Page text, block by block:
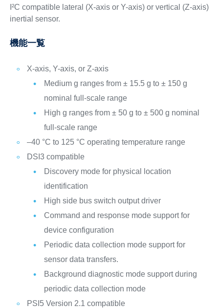
I²C compatible lateral (X-axis or Y-axis) or vertical (Z-axis)
inertial sensor.
機能一覧
X-axis, Y-axis, or Z-axis
Medium g ranges from ± 15.5 g to ± 150 g
nominal full-scale range
High g ranges from ± 50 g to ± 500 g nominal
full-scale range
–40 °C to 125 °C operating temperature range
DSI3 compatible
Discovery mode for physical location
identification
High side bus switch output driver
Command and response mode support for
device configuration
Periodic data collection mode support for
sensor data transfers.
Background diagnostic mode support during
periodic data collection mode
PSI5 Version 2.1 compatible